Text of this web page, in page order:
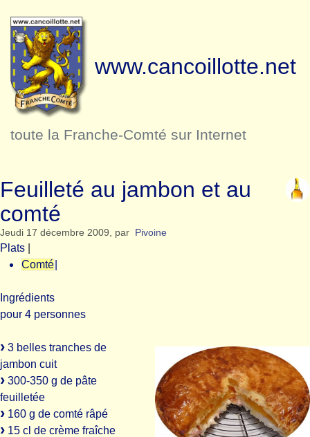
www.cancoillotte.net
toute la Franche-Comté sur Internet
Feuilleté au jambon et au
comté
Jeudi 17 décembre 2009, par Pivoine
Plats
Comté
Ingrédients
pour 4 personnes
3 belles tranches de
jambon cuit
300-350 g de pâte
feuilletée
160 g de comté râpé
15 cl de crème fraîche